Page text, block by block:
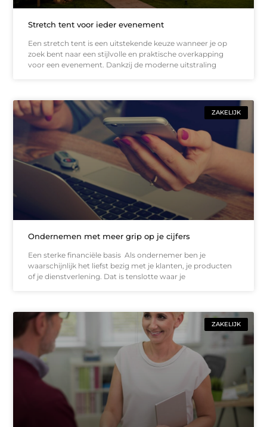
Stretch tent voor ieder evenement
Een stretch tent is een uitstekende keuze wanneer je op
zoek bent naar een stijlvolle en praktische overkapping
voor een evenement. Dankzij de moderne uitstraling
ZAKELIJK
Ondernemen met meer grip op je cijfers
Een sterke financiële basis Als ondernemer ben je
waarschijnlijk het liefst bezig met je klanten, je producten
of je dienstverlening. Dat is tenslotte waar je
ZAKELIJK